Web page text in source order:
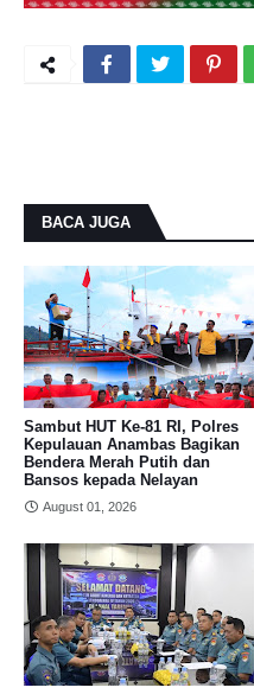
BACA JUGA
Sambut HUT Ke-81 RI, Polres
Kepulauan Anambas Bagikan
Bendera Merah Putih dan
Bansos kepada Nelayan
August 01, 2026